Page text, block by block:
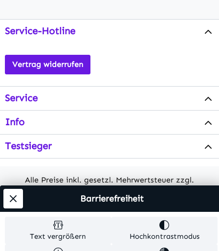
Service-Hotline
Vertrag widerrufen
Service
Info
Testsieger
Alle Preise inkl. gesetzl. Mehrwertsteuer zzgl.
Herstellerangaben und ohne Gewähr.
© 2026 MKV24 – Alle Rechte vorbehalten. Theme by
Text vergrößern Hochkontrastmodus
Barrierefreiheit